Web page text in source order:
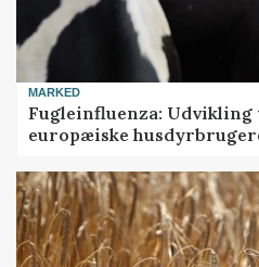
MARKED
Fugleinfluenza:
europæiske